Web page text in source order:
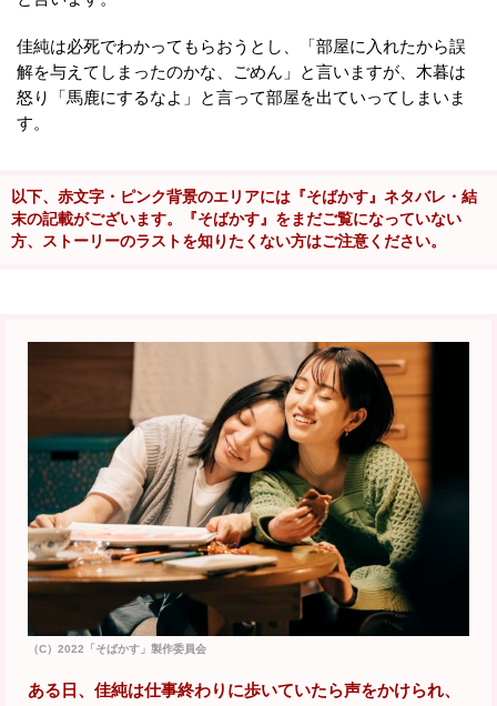
佳純は必死でわかってもらおうとし、「部屋に入れたから誤
解を与えてしまったのかな、ごめん」と言いますが、木暮は
怒り「馬鹿にするなよ」と言って部屋を出ていってしまいま
す。
以下、赤文字・ピンク背景のエリアには『そばかす』ネタバレ・結
末の記載がございます。『そばかす』をまだご覧になっていない
方、ストーリーのラストを知りたくない方はご注意ください。
（C）2022「そばかす」製作委員会
ある日、佳純は仕事終わりに歩いていたら声をかけられ、